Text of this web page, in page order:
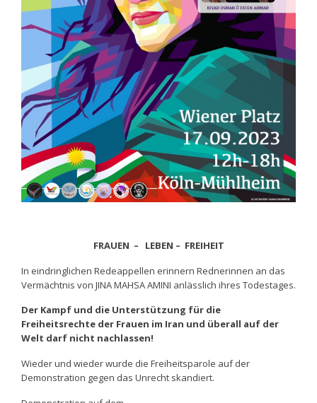
FRAUEN – LEBEN – FREIHEIT
In eindringlichen Redeappellen erinnern Rednerinnen an das
Vermächtnis von JINA MAHSA AMINI anlässlich ihres Todestages.
Der Kampf und die Unterstützung für die
Freiheitsrechte der Frauen im Iran und überall auf der
Welt darf nicht nachlassen!
Wieder und wieder wurde die Freiheitsparole auf der
Demonstration gegen das Unrecht skandiert.